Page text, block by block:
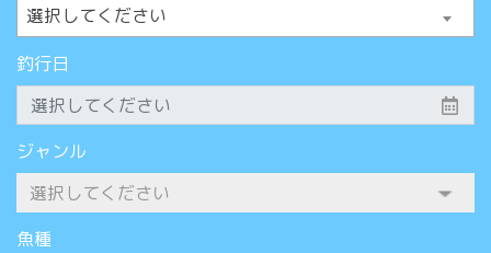
選択してください
釣行日
ジャンル
魚種